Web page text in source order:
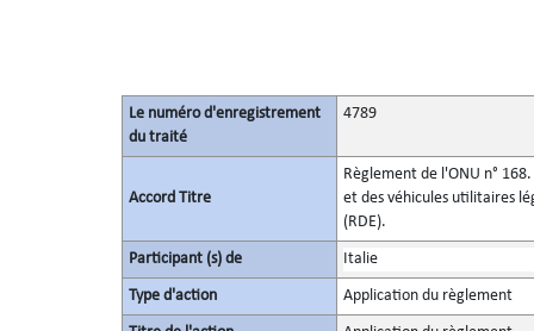
Le numéro d'enregistrement
du traité
4789
Accord Titre
Règlement de l'ONU n°
et des véhicules utilitaires
(RDE).
Participant (s) de Italie
Type d'action Application du règlement